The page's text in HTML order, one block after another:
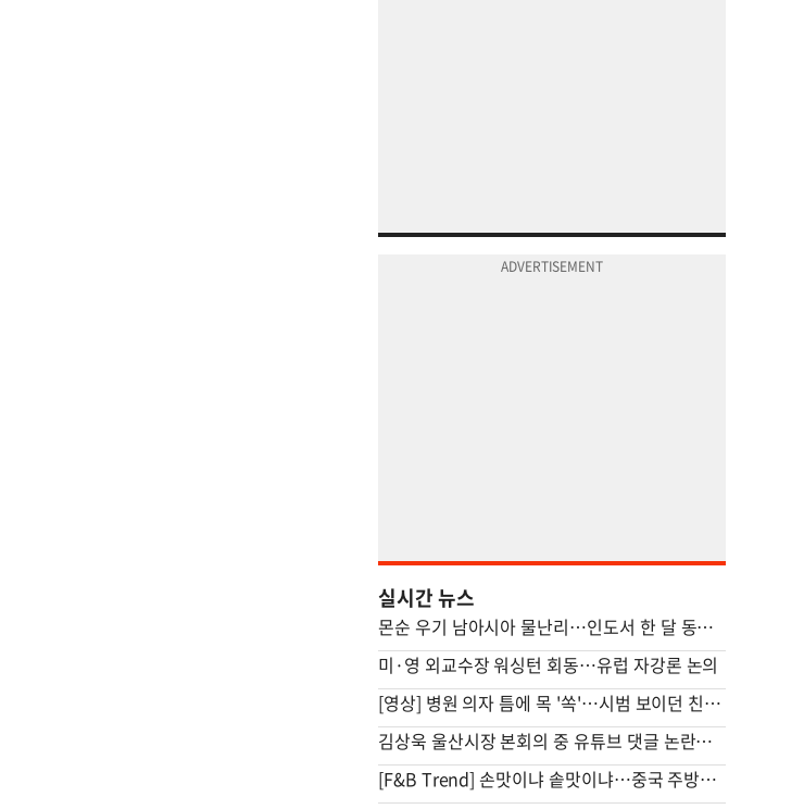
실시간 뉴스
몬순 우기 남아시아 물난리…인도서 한 달 동안 163명 사망
미·영 외교수장 워싱턴 회동…유럽 자강론 논의
[영상] 병원 의자 틈에 목 '쏙'…시범 보이던 친구마저 대참사
김상욱 울산시장 본회의 중 유튜브 댓글 논란…소통 vs 부적절
[F&B Trend] 손맛이냐 솥맛이냐…중국 주방을 점령한 조리로봇